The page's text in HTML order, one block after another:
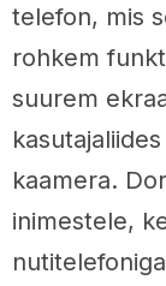
telefon, mis
rohkem
suurem
kaamera.
inimestele,